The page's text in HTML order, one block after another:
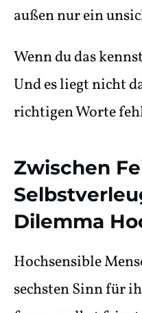
außen nur ein
Wenn du das
Und es liegt nicht
richtigen Worte
Zwischen
Dilemma
Hochsensible
sechsten Sinn für